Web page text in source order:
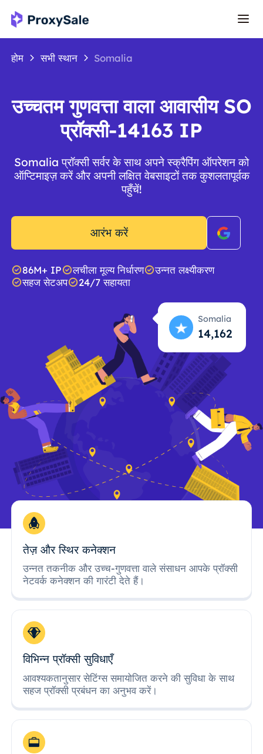
होम सभी स्थान Somalia
उच्चतम गुणवत्ता वाला आवासीय SO
प्रॉक्सी-14163 IP
Somalia प्रॉक्सी सर्वर के साथ अपने स्क्रैपिंग ऑपरेशन को
ऑप्टिमाइज़ करें और अपनी लक्षित वेबसाइटों तक कुशलतापूर्वक
पहुँचें!
आरंभ करें
86M+ IP लचीला मूल्य निर्धारण
उन्नत लक्ष्यीकरण
सहज सेटअप
24/7 सहायता
Somalia
14,163
तेज़ और स्थिर कनेक्शन
उन्नत तकनीक और उच्च-गुणवत्ता वाले संसाधन आपके प्रॉक्सी
नेटवर्क कनेक्शन की गारंटी देते हैं।
विभिन्न प्रॉक्सी सुविधाएँ
आवश्यकतानुसार सेटिंग्स समायोजित करने की सुविधा के साथ
सहज प्रॉक्सी प्रबंधन का अनुभव करें।